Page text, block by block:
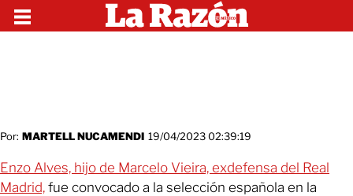
Por: MARTELL NUCAMENDI 19/04/2023 02:39:19
Enzo Alves, hijo de Marcelo Vieira, exdefensa del Real
Madrid, fue convocado a la selección española en la